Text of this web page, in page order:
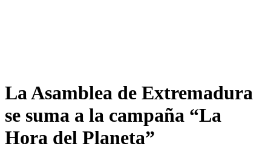
La Asamblea de Extremadura
se suma a la campaña “La
Hora del Planeta”